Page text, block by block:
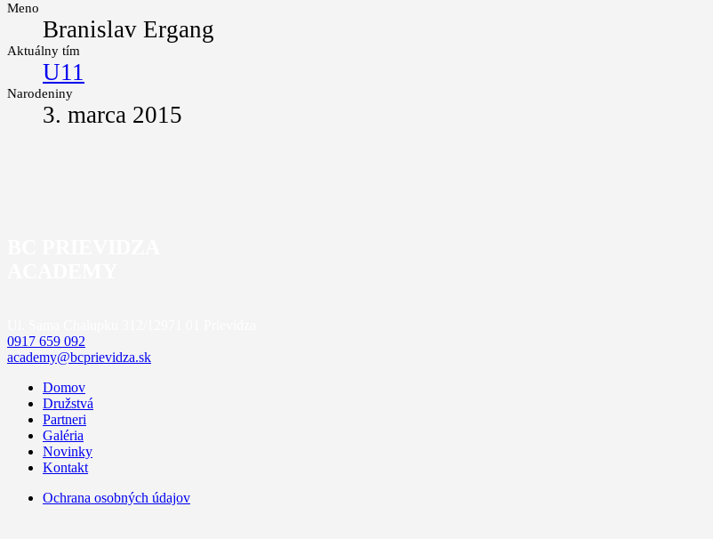
Meno
Branislav Ergang
Aktuálny tím
U11
Narodeniny
3. marca 2015
0917 659 092
academy@bcprievidza.sk
Domov
Družstvá
Partneri
Galéria
Novinky
Kontakt
Ochrana osobných údajov